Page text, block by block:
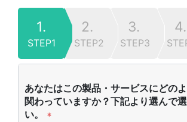
1.
STEP1
2.
STEP2
3.
STEP3
4.
あなたはこの製品・サービスにどの
関わっていますか？下記より選んで
い。
*